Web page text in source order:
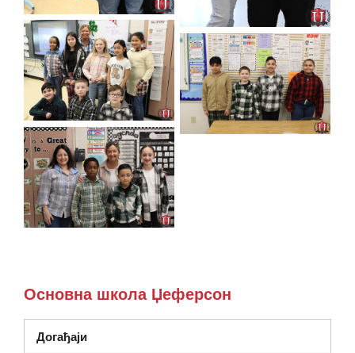
Основна школа Џеферсон
Догађаји